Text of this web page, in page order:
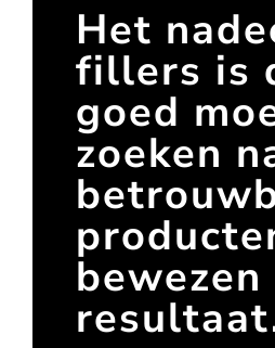
Het
fillers is
goed
zoeken
bewezen